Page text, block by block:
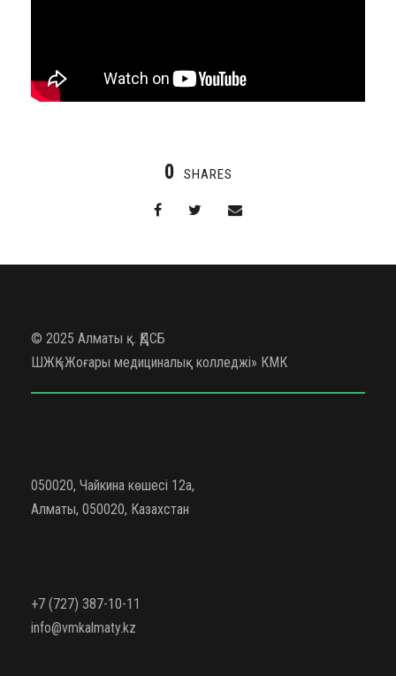
0 SHARES
© 2025 Алматы қ. ҚДСБ
ШЖҚ «Жоғары медициналық колледжі» КМК
050020, Чайкина көшесі 12а,
Алматы, 050020, Казахстан
+7 (727) 387-10-11
info@vmkalmaty.kz